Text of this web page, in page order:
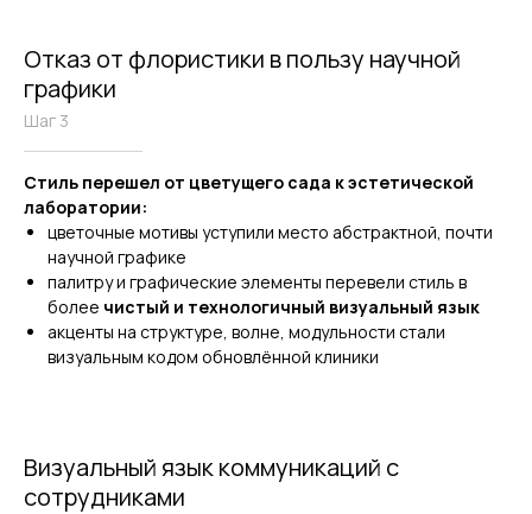
Отказ от флористики в пользу научной
графики
Шаг 3
Стиль перешел от цветущего сада к эстетической
лаборатории:
цветочные мотивы уступили место абстрактной, почти
научной графике
палитру и графические элементы перевели стиль в
более чистый и технологичный визуальный язык
акценты на структуре, волне, модульности стали
визуальным кодом обновлённой клиники
Визуальный язык коммуникаций с
сотрудниками